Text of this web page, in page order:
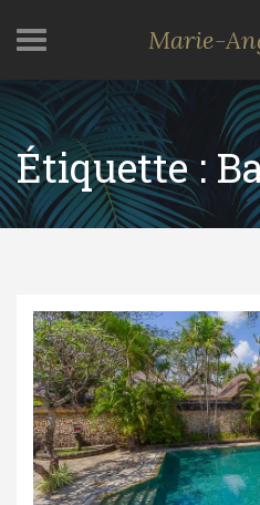
Marie-
Étiquette :